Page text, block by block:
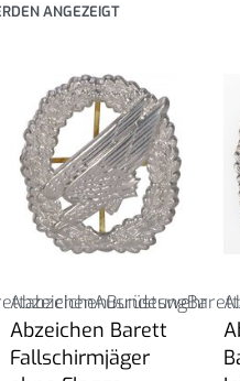
ANGEZEIGT
Bundeswehr
AbzeichenAusrüstung
Abzeichen Barett
Fallschirmjäger